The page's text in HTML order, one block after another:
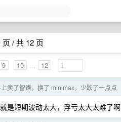
/ 共 12 页
9 10 ... 12
卖了智谱，换了 minimax，少跌了一点点
是短期波动太大，浮亏太大太难了啊